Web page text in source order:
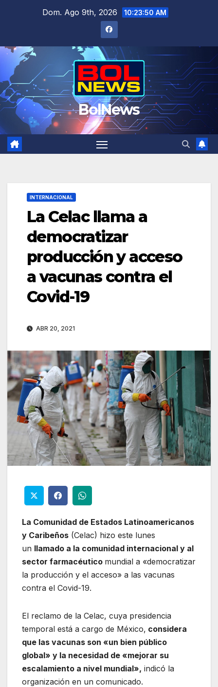
Dom. Ago 9th, 2026 10:23:50 AM
BolNews
INTERNACIONAL
La Celac llama a
democratizar
producción y acceso
a vacunas contra el
Covid-19
ABR 20, 2021
La Comunidad de Estados Latinoamericanos
y Caribeños (Celac) hizo este lunes
un llamado a la comunidad internacional y al
sector farmacéutico mundial a «democratizar
la producción y el acceso» a las vacunas
contra el Covid-19.
El reclamo de la Celac, cuya presidencia
temporal está a cargo de México, considera
que las vacunas son «un bien público
global» y la necesidad de «mejorar su
escalamiento a nivel mundial», indicó la
organización en un comunicado.